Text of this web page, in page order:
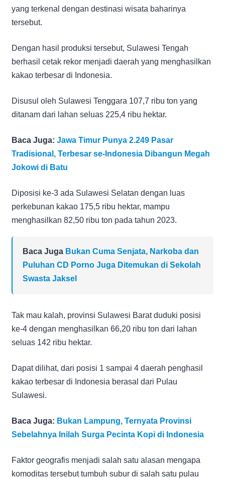
yang terkenal dengan destinasi wisata baharinya
tersebut.
Dengan hasil produksi tersebut, Sulawesi Tengah
berhasil cetak rekor menjadi daerah yang menghasilkan
kakao terbesar di Indonesia.
Disusul oleh Sulawesi Tenggara 107,7 ribu ton yang
ditanam dari lahan seluas 225,4 ribu hektar.
Baca Juga: Jawa Timur Punya 2.249 Pasar
Tradisional, Terbesar se-Indonesia Dibangun Megah
Jokowi di Batu
Diposisi ke-3 ada Sulawesi Selatan dengan luas
perkebunan kakao 175,5 ribu hektar, mampu
menghasilkan 82,50 ribu ton pada tahun 2023.
Baca Juga Bukan Cuma Senjata, Narkoba dan
Puluhan CD Porno Juga Ditemukan di Sekolah
Swasta Jaksel
Tak mau kalah, provinsi Sulawesi Barat duduki posisi
ke-4 dengan menghasilkan 66,20 ribu ton dari lahan
seluas 142 ribu hektar.
Dapat dilihat, dari posisi 1 sampai 4 daerah penghasil
kakao terbesar di Indonesia berasal dari Pulau
Sulawesi.
Baca Juga: Bukan Lampung, Ternyata Provinsi
Sebelahnya Inilah Surga Pecinta Kopi di Indonesia
Faktor geografis menjadi salah satu alasan mengapa
komoditas tersebut tumbuh subur di salah satu pulau